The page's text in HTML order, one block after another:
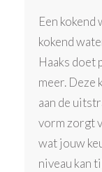
Een
kokend
Haaks doet
meer. Deze
aan de
vorm zorgt
wat jouw
niveau kan